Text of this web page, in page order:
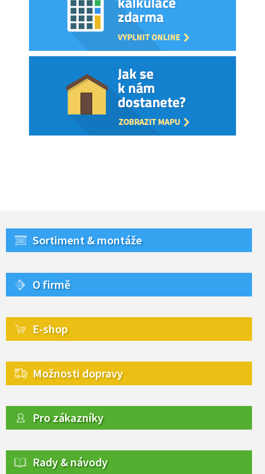
Sortiment & montáže
O firmě
E-shop
Možnosti dopravy
Pro zákazníky
Rady & návody